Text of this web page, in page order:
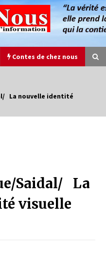
Contes de chez nous
du M’zab
La nouvelle identité
Saidal/ La
visuelle